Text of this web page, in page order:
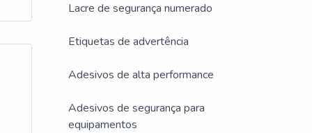
Lacre de segurança numerado
Etiquetas de advertência
Adesivos de alta performance
Adesivos de segurança para
equipamentos